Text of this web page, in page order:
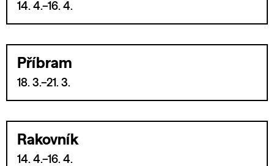
14. 4.–16. 4.
Příbram
18. 3.–21. 3.
Rakovník
14. 4.–16. 4.